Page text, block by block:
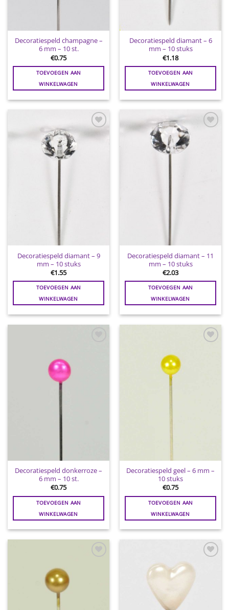
Decoratiespeld champagne –
6 mm – 10 st.
€0.75
TOEVOEGEN AAN
WINKELWAGEN
Decoratiespeld diamant – 6
mm – 10 stuks
€1.18
TOEVOEGEN AAN
WINKELWAGEN
Decoratiespeld diamant – 9
mm – 10 stuks
€1.55
TOEVOEGEN AAN
WINKELWAGEN
Toevoegen
Decoratiespeld diamant – 11
mm – 10 stuks
€2.03
TOEVOEGEN AAN
WINKELWAGEN
Decoratiespeld donkerroze –
6 mm – 10 st.
€0.75
TOEVOEGEN AAN
WINKELWAGEN
Decoratiespeld geel – 6 mm –
10 stuks
€0.75
TOEVOEGEN AAN
WINKELWAGEN
Toevoegen